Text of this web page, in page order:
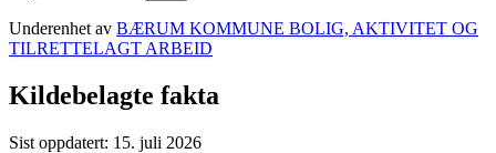
Underenhet av BÆRUM KOMMUNE BOLIG, AKTIVITET OG
TILRETTELAGT ARBEID
Kildebelagte fakta
Sist oppdatert: 15. juli 2026